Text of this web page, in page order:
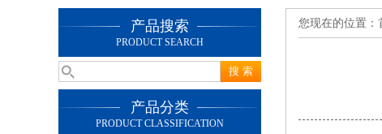
产品搜索
PRODUCT SEARCH
产品分类
PRODUCT CLASSIFICATION
您现在的位置：